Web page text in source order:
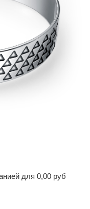
для 0,00 руб